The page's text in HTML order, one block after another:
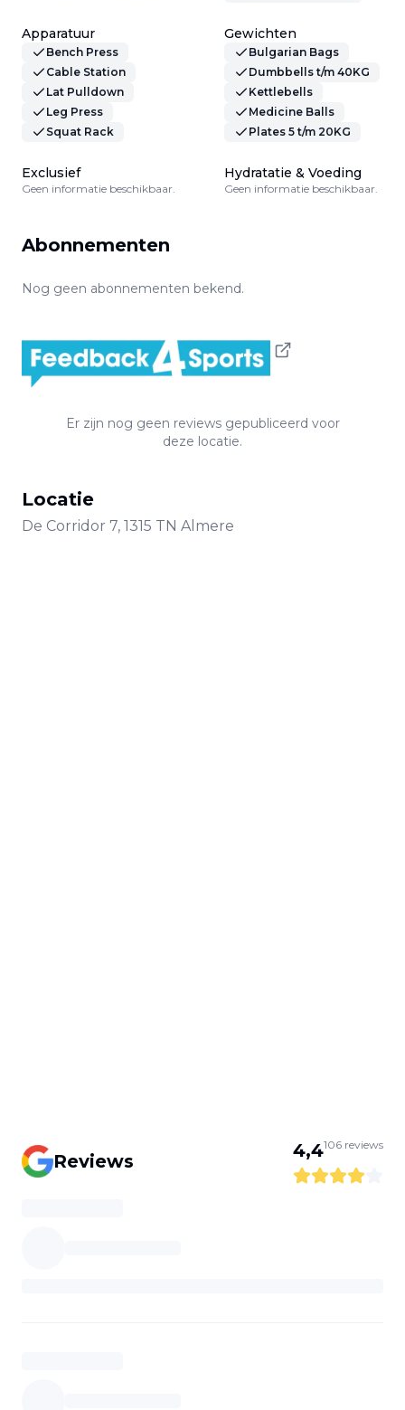
Apparatuur
Bench Press
Cable Station
Lat Pulldown
Leg Press
Squat Rack
Gewichten
Bulgarian Bags
Dumbbells t/m 40KG
Kettlebells
Medicine Balls
Plates 5 t/m 20KG
Exclusief
Geen informatie beschikbaar.
Hydratatie & Voeding
Geen informatie beschikbaar.
Abonnementen
Nog geen abonnementen bekend.
Er zijn nog geen reviews gepubliceerd voor
deze locatie.
Locatie
De Corridor 7, 1315 TN Almere
Reviews 4,4106 reviews